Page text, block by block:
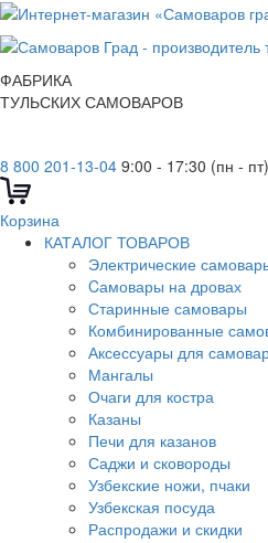
ФАБРИКА
ТУЛЬСКИХ САМОВАРОВ
8 800 201-13-04 9:00 - 17:30 (пн - пт)
Корзина
КАТАЛОГ ТОВАРОВ
Электрические
Cамовары на дровах
Старинные самовары
Комбинированные
Аксессуары для
Мангалы
Очаги для костра
Казаны
Печи для казанов
Саджи и сковороды
Узбекские ножи, пчаки
Узбекская посуда
Распродажи и скидки